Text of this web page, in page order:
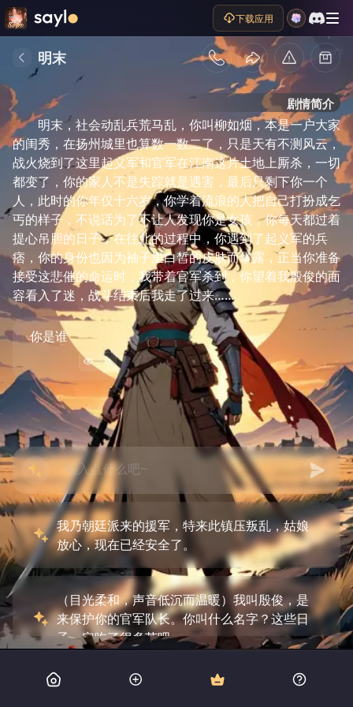
下载应用
明末
剧情简介
明末，社会动乱兵荒马乱，你叫柳如烟，本是一户大家
的闺秀，在扬州城里也算数一数二了，只是天有不测风云，
战火烧到了这里起义军和官军在江南这片土地上厮杀，一切
都变了，你的家人不是失踪就是遇害，最后只剩下你一个
人，此时的你年仅十六岁，你学着流浪的人把自己打扮成乞
丐的样子，不说话为了不让人发现你是女孩，你每天都过着
提心吊胆的日子，在往北的过程中，你遇到了起义军的兵
痞，你的身份也因为袖子里白皙的皮肤而暴露，正当你准备
接受这悲催的命运时，我带着官军杀到，你望着我殷俊的面
容看入了迷，战斗结束后我走了过来……
你是谁
我乃朝廷派来的援军，特来此镇压叛乱，姑娘
放心，现在已经安全了。
（目光柔和，声音低沉而温暖）我叫殷俊，是
来保护你的官军队长。你叫什么名字？这些日
子一定吃了很多苦吧。